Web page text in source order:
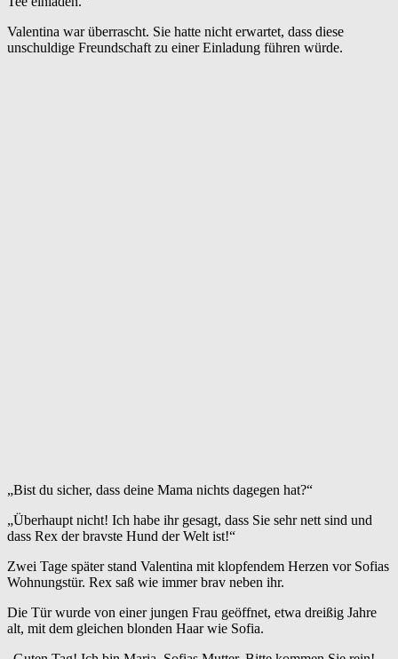
Valentina war überrascht. Sie hatte nicht erwartet, dass diese
unschuldige Freundschaft zu einer Einladung führen würde.
„Bist du sicher, dass deine Mama nichts dagegen hat?“
„Überhaupt nicht! Ich habe ihr gesagt, dass Sie sehr nett sind und
dass Rex der bravste Hund der Welt ist!“
Zwei Tage später stand Valentina mit klopfendem Herzen vor Sofias
Wohnungstür. Rex saß wie immer brav neben ihr.
Die Tür wurde von einer jungen Frau geöffnet, etwa dreißig Jahre
alt, mit dem gleichen blonden Haar wie Sofia.